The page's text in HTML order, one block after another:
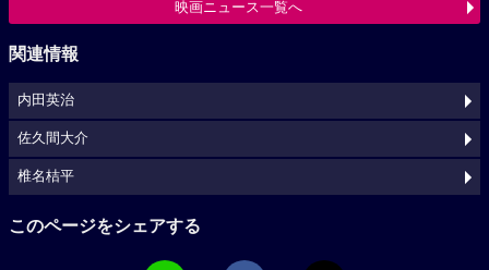
映画ニュース一覧へ
関連情報
内田英治
佐久間大介
椎名桔平
このページをシェアする